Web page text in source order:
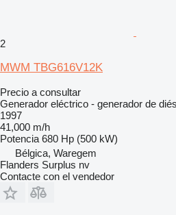
2
MWM TBG616V12K
Precio a consultar
Generador eléctrico - generador de
1997
41,000 m/h
Potencia 680 Hp (500 kW)
Bélgica, Waregem
Flanders Surplus nv
Contacte con el vendedor